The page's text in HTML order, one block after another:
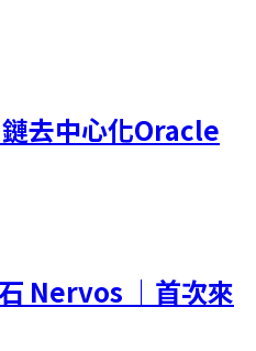
去中心化Oracle
Nervos ｜首次來